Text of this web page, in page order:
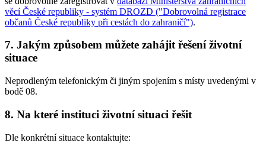
věcí České republiky - systém DROZD ("Dobrovolná registrace
občanů České republiky při cestách do zahraničí").
7. Jakým způsobem můžete zahájit řešení životní
situace
Neprodleným telefonickým či jiným spojením s místy uvedenými v
bodě 08.
8. Na které instituci životní situaci řešit
Dle konkrétní situace kontaktujte: